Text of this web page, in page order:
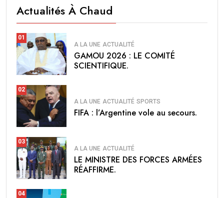
Actualités À Chaud
01
A LA UNE ACTUALITÉ
GAMOU 2026 : LE COMITÉ
SCIENTIFIQUE.
02
A LA UNE ACTUALITÉ SPORTS
FIFA : l’Argentine vole au secours.
03
A LA UNE ACTUALITÉ
LE MINISTRE DES FORCES ARMÉES
RÉAFFIRME.
04